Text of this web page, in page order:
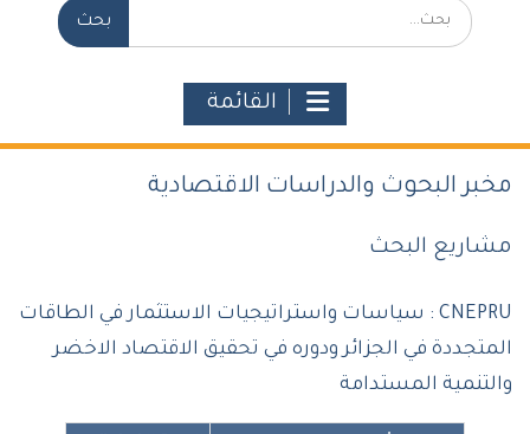
بحث:
القائمة
مخبر البحوث والدراسات الاقتصادية
مشاريع البحث
CNEPRU : سياسات واستراتيجيات الاستثمار في الطاقات
المتجددة في الجزائر ودوره في تحقيق الاقتصاد الاخضر
والتنمية المستدامة